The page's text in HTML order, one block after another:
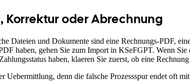
Korrektur oder Abrechnung
Dateien und Dokumente sind eine Rechnungs-PDF,
haben, gehen Sie zum Import in KSeFGPT. Wenn
haben, klaeren Sie zuerst, ob eine
Uebermittlung, denn die falsche Prozessspur endet oft